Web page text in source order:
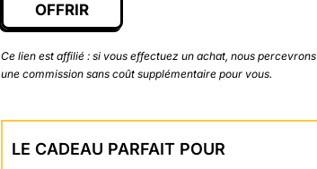
OFFRIR
Ce lien est affilié : si vous effectuez un achat, nous percevrons
une commission sans coût supplémentaire pour vous.
LE CADEAU PARFAIT POUR